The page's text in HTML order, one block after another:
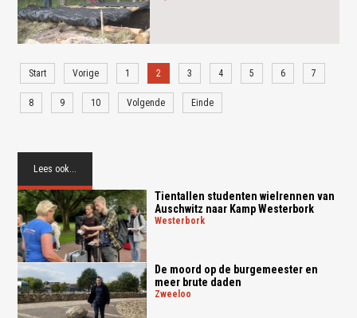
Start Vorige 1 2 3 4 5 6 7
8 9 10 Volgende Einde
Lees ook...
Tientallen studenten wielrennen van
Auschwitz naar Kamp Westerbork
westerbork
De moord op de burgemeester en
meer brute daden
zweeloo